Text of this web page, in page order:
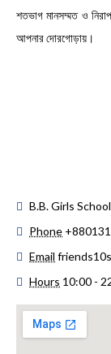
শতভাগ মানসম্মত ও
আপনার দোরগোড়ায়।
B.B. Girls
Phone
Email
Hours 10:00 -